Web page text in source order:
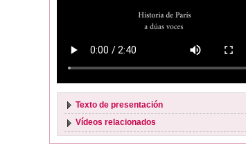
Texto de presentación
Vídeos relacionados